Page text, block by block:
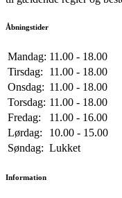
Åbningstider
Mandag: 11.00 - 18.00
Tirsdag:
11.00 - 18.00
Onsdag: 11.00 - 18.00
Torsdag: 11.00 - 18.00
Fredag:
11.00 - 16.00
Lørdag:
10.00 - 15.00
Søndag: Lukket
Information